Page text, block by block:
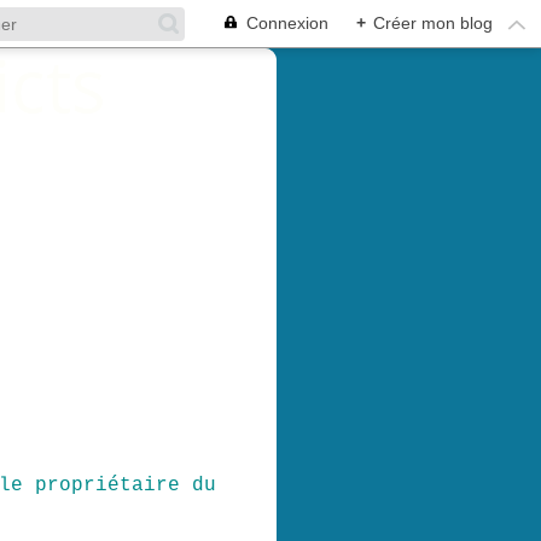
Connexion + Créer mon blog
propriétaire du